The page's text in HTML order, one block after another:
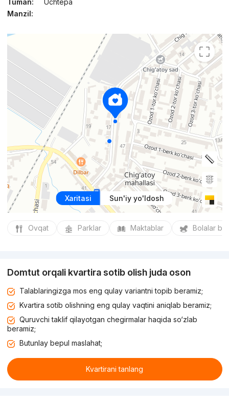
Tuman:
Uchtepa
Manzil:
Xaritasi Sun'iy yo'ldosh
Ovqat Parklar Maktablar Bolalar
Domtut orqali kvartira sotib olish juda oson
Talablaringizga mos eng qulay variantni topib beramiz;
Kvartira sotib olishning eng qulay vaqtini aniqlab beramiz;
Quruvchi taklif qilayotgan chegirmalar haqida so‘zlab
beramiz;
Butunlay bepul maslahat;
Kvartirani tanlang